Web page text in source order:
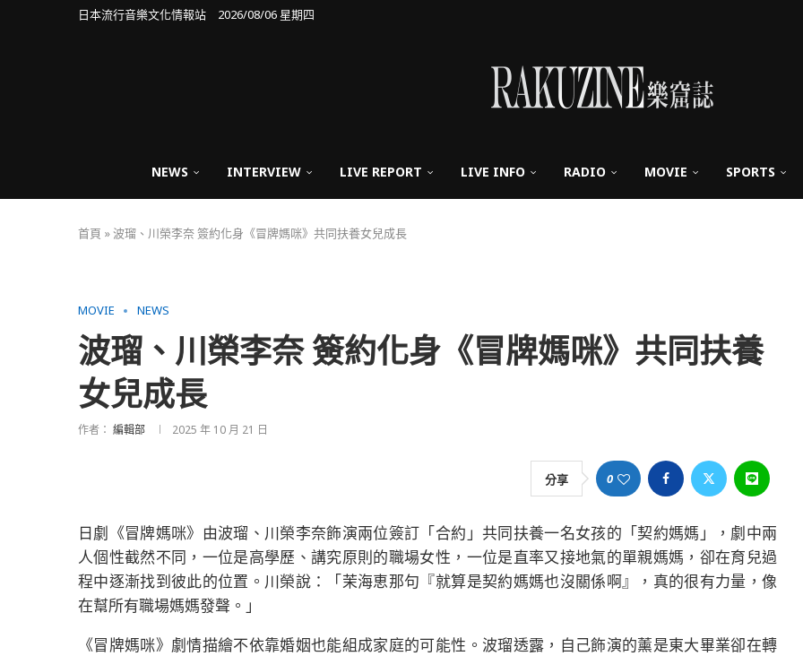
日本流行音樂文化情報站 2026/08/06 星期四
NEWS INTERVIEW LIVE REPORT LIVE INFO RADIO MOVIE SPORTS
首頁 »波瑠、川榮李奈 簽約化身《冒牌媽咪》共同扶養女兒成長
MOVIE NEWS
波瑠、川榮李奈 簽約化身《冒牌媽咪》共同扶養
女兒成長
作者： 編輯部 2025 年 10 月 21 日
分享 0
日劇《冒牌媽咪》由波瑠、川榮李奈飾演兩位簽訂「合約」共同扶養一名女孩的「契約媽媽」，劇中兩
人個性截然不同，一位是高學歷、講究原則的職場女性，一位是直率又接地氣的單親媽媽，卻在育兒過
程中逐漸找到彼此的位置。川榮說：「茉海恵那句『就算是契約媽媽也沒關係啊』，真的很有力量，像
在幫所有職場媽媽發聲。」
《冒牌媽咪》劇情描繪不依靠婚姻也能組成家庭的可能性。波瑠透露，自己飾演的薰是東大畢業卻在轉